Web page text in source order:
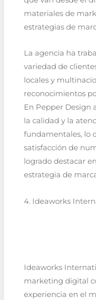
materiales de
estrategias de
La agencia ha
variedad de
locales y
reconocimientos
En Pepper Design
la calidad y la
fundamentales, lo
satisfacción de
logrado destacar
estrategia de
4. Ideaworks
Ideaworks
marketing digital
experiencia en el